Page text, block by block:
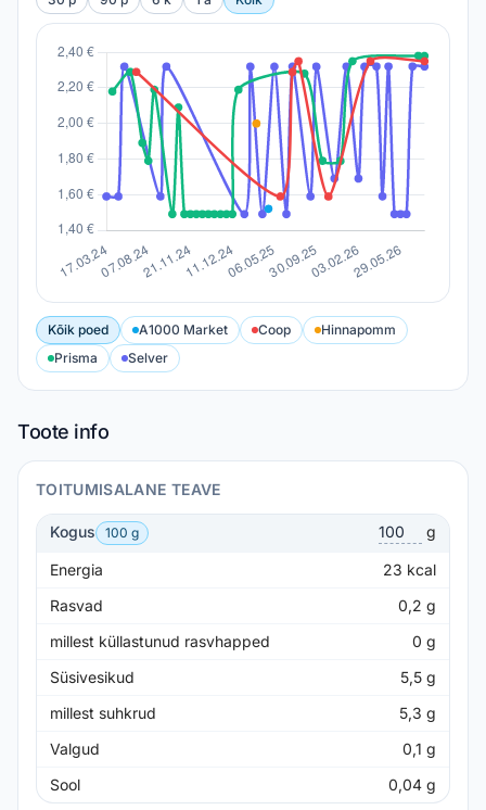
Kõik poed A1000 Market Coop
Hinnapomm
Prisma
Selver
Toote info
TOITUMISALANE TEAVE
Kogus 100 g g
Energia 23 kcal
Rasvad
0,2 g
millest küllastunud rasvhapped
0 g
Süsivesikud
5,5 g
millest suhkrud
5,3 g
Valgud
0,1 g
Sool
0,04 g